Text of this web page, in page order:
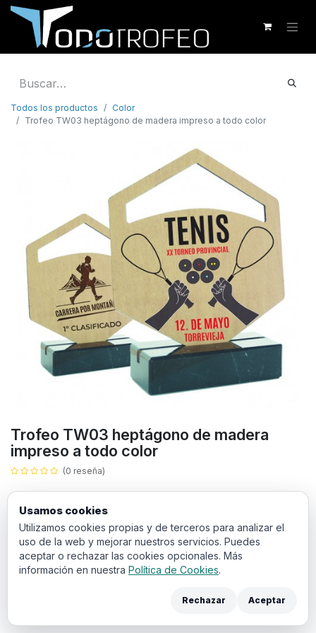
Todos los productos
Color
Trofeo TW03 heptágono de madera impreso a todo color
Trofeo TW03 heptágono de madera
impreso a todo color
(0 reseña)
11,69 IVA incluido
ALTURA
20 cm 18 cm 16 cm
Añadir a la cesta
Usamos cookies
Utilizamos cookies propias y de terceros para analizar el
uso de la web y mejorar nuestros servicios. Puedes
aceptar o rechazar las cookies opcionales. Más
información en nuestra Política de Cookies.
Rechazar Aceptar